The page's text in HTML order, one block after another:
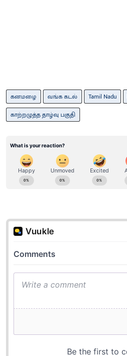
கனமழை வங்க கடல் Tamil Nadu
காற்​றழுத்த தாழ்வு பகுதி